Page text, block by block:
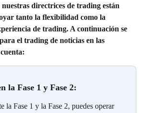
directrices de trading están
tanto la flexibilidad como la
de trading. A continuación se
el trading de noticias en las
la Fase 1 y Fase 2:
la Fase 1 y la Fase 2, puedes operar